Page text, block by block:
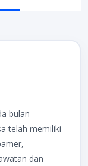
bulan
telah memiliki
dan